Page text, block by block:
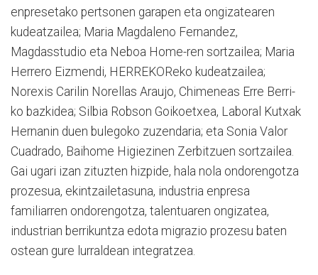
enpresetako pertsonen garapen eta ongizatearen
kudeatzailea; Maria Magdaleno Fernandez,
Magdasstudio eta Neboa Home-ren sortzailea; Maria
Herrero Eizmendi, HERREKOReko kudeatzailea;
Norexis Carilin Norellas Araujo, Chimeneas Erre Berri-
ko bazkidea; Silbia Robson Goikoetxea, Laboral Kutxak
Hernanin duen bulegoko zuzendaria; eta Sonia Valor
Cuadrado, Baihome Higiezinen Zerbitzuen sortzailea.
Gai ugari izan zituzten hizpide, hala nola ondorengotza
prozesua, ekintzailetasuna, industria enpresa
familiarren ondorengotza, talentuaren ongizatea,
industrian berrikuntza edota migrazio prozesu baten
ostean gure lurraldean integratzea.